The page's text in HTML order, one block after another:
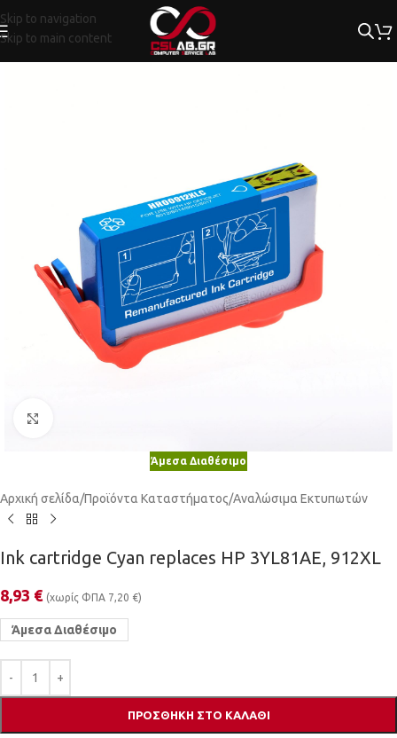
Skip to navigation
Skip to main content
Άμεσα Διαθέσιμο
Αρχική σελίδα/Προϊόντα Καταστήματος/Αναλώσιμα Εκτυπωτών
Ink cartridge Cyan replaces HP 3YL81AE, 912XL
8,93 € (χωρίς ΦΠΑ 7,20 €)
Άμεσα Διαθέσιμο
ΠΡΟΣΘΉΚΗ ΣΤΟ ΚΑΛΆΘΙ